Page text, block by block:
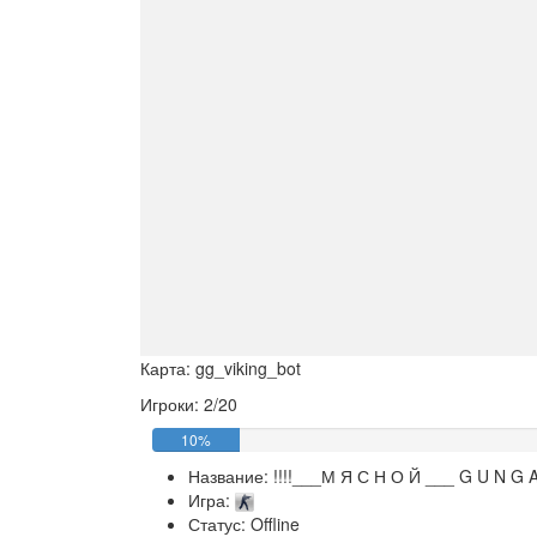
Карта: gg_viking_bot
Игроки: 2/20
10%
Название: !!!!___М Я С Н О Й ___ G U N G
Игра:
Статус: Offline